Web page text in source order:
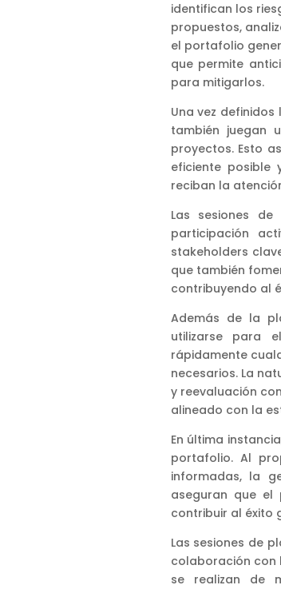
identifican los
propuestos,
el portafolio
que permite
para mitigarlos.
Una vez
también juegan
proyectos. Esto
eficiente posible
reciban la
Las sesiones
participación
stakeholders
que también
contribuyendo al
Además de la
utilizarse para
rápidamente
necesarios. La
y reevaluación
alineado con la
En última
portafolio. Al
informadas, la
aseguran que el
contribuir al éxito
Las sesiones de
colaboración con
se realizan de